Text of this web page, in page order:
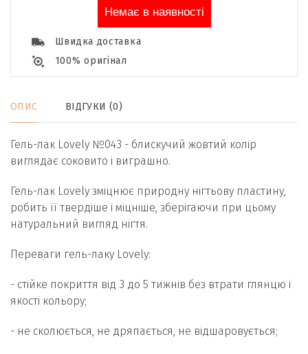
Немає в наявності
Швидка доставка
100% оригінал
ОПИС ВІДГУКИ (0)
Гель-лак Lovely №043 - блискучий жовтий колір
виглядає соковито і виграшно.
Гель-лак Lovely зміцнює природну нігтьову пластину,
робить її твердіше і міцніше, зберігаючи при цьому
натуральний вигляд нігтя.
Переваги гель-лаку Lovely:
- стійке покриття від 3 до 5 тижнів без втрати глянцю і
якості кольору;
- не сколюється, не дряпається, не відшаровується;